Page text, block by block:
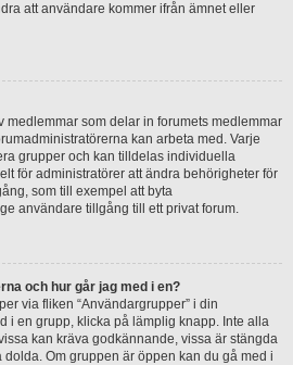
att användare kommer ifrån ämnet eller
medlemmar som delar in forumets medlemmar
kan arbeta med. Varje
grupper och kan tilldelas individuella
för administratörer att ändra behörigheter för
som till exempel att byta
användare tillgång till ett privat forum.
och hur går jag med i en?
via fliken “Användargrupper” i din
i en grupp, klicka på lämplig knapp. Inte alla
kan kräva godkännande, vissa är stängda
Om gruppen är öppen kan du gå med i